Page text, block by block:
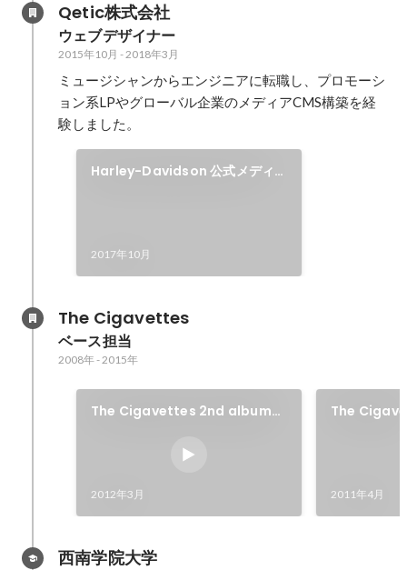
Qetic株式会社
ウェブデザイナー
2015年10月 -2018年3月
ミュージシャンからエンジニアに転職し、プロモーシ
ョン系LPやグローバル企業のメディアCMS構築を経
験しました。
Harley-Davidson 公式メディ
2017年10月
The Cigavettes
ベース担当
2008年-2015年
The Cigavettes 2nd album
2012年3月
The
2011年4月
西南学院大学